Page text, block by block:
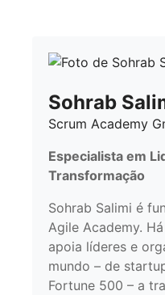
Sohrab
Scrum Academy
Especialista em
Transformação
Sohrab Salimi é
Agile Academy.
apoia líderes e
mundo – de
Fortune 500 – a